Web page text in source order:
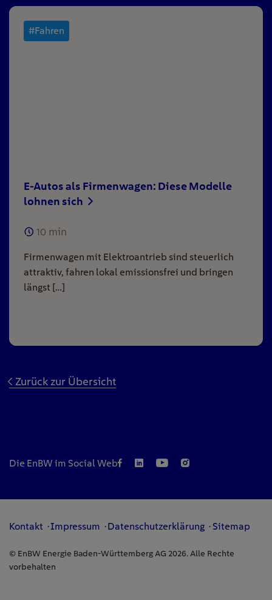
#Fahren
E-Autos als Firmenwagen: Diese Modelle
lohnen sich
10 min
Firmenwagen mit Elektroantrieb sind steuerlich
attraktiv, fahren lokal emissionsfrei und bringen
längst […]
Zurück zur Übersicht
Die EnBW im Social Web
Kontakt Impressum Datenschutzerklärung Sitemap
© EnBW Energie Baden-Württemberg AG 2026. Alle Rechte
vorbehalten